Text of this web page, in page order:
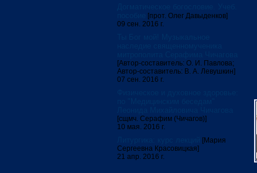
[прот. Олег Давыденков]
09 сен. 2016 г.
[Автор-составитель: О. И. Павлова;
Автор-составитель: В. А. Левушкин]
07 сен. 2016 г.
[сщмч. Серафим (Чичагов)]
10 мая. 2016 г.
[Мария
Сергеевна Красовицкая]
21 апр. 2016 г.